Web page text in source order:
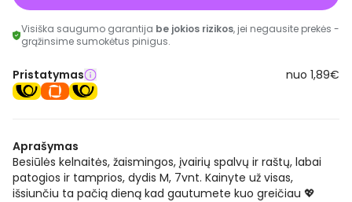
Visiška saugumo garantija be jokios rizikos, jei negausite prekės -
grąžinsime sumokėtus pinigus.
Pristatymas nuo 1,89€
Aprašymas
Besiūlės kelnaitės, žaismingos, įvairių spalvų ir raštų, labai
patogios ir tamprios, dydis M, 7vnt. Kainyte už visas,
išsiunčiu ta pačią dieną kad gautumete kuo greičiau 💖